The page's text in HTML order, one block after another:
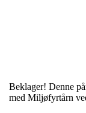
Beklager! Denne
med Miljøfyrtårn